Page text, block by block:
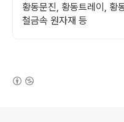
황동문진, 황동트레이, 황
철금속 원자재 등